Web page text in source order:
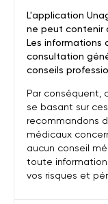
L'application
ne peut contenir
Les informations
consultation
conseils
Par conséquent,
se basant sur
recommandons
médicaux
aucun conseil
toute
vos risques et